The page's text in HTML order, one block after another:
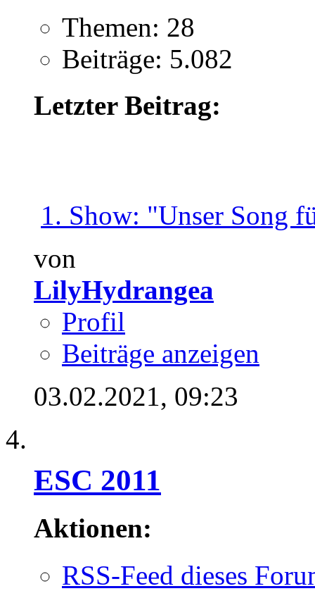
Themen: 28
Beiträge: 5.082
Letzter Beitrag:
1. Show: "Unser Song
von
LilyHydrangea
Profil
Beiträge anzeigen
03.02.2021, 09:23
ESC 2011
Aktionen:
RSS-Feed dieses